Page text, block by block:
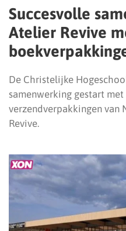
Succesvolle
Atelier Revive
De Christelijke
samenwerking gestart
verzendverpakkingen van
Revive.